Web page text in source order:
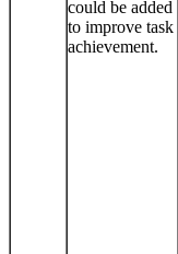
could be added
to improve task
achievement.